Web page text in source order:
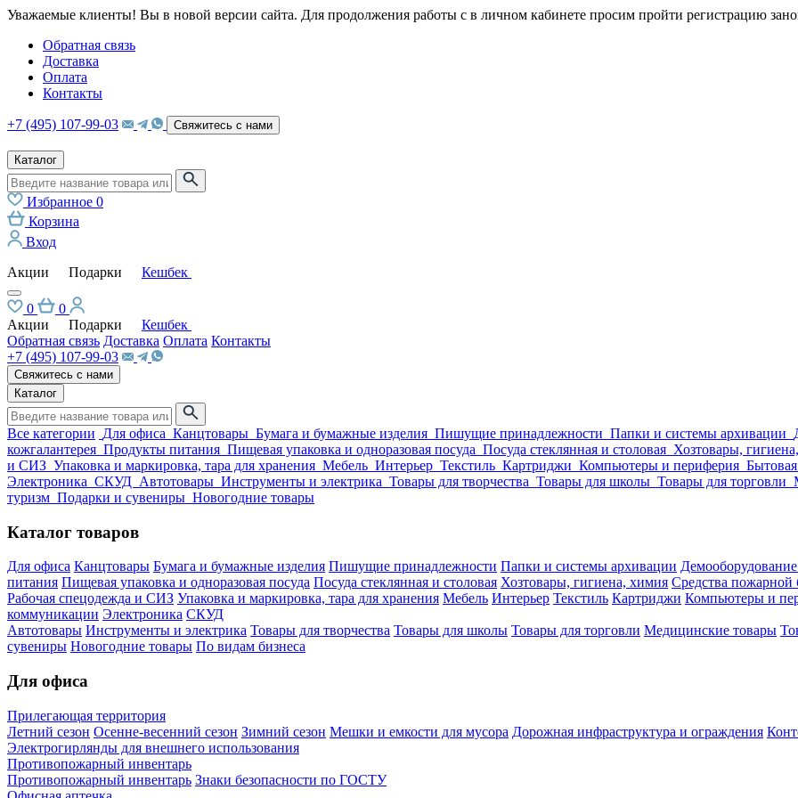
Уважаемые клиенты! Вы в новой версии сайта. Для продолжения работы с в личном кабинете просим пройти регистрацию
Обратная связь
Доставка
Оплата
Контакты
+7 (495) 107-99-03 Свяжитесь с нами
Каталог
Избранное 0
Корзина
Вход
Акции
Подарки Кешбек
0
0
Акции
Подарки
Кешбек
Обратная связь Доставка Оплата Контакты
+7 (495) 107-99-03
Свяжитесь с нами
Каталог
Все категории Для офиса Канцтовары Бумага и бумажные изделия Пишущие принадлежности Папки и системы архивации
кожгалантерея Продукты питания Пищевая упаковка и одноразовая посуда Посуда стеклянная и столовая Хозтовары,
и СИЗ Упаковка и маркировка, тара для хранения Мебель Интерьер Текстиль Картриджи Компьютеры и периферия
Электроника СКУД Автотовары Инструменты и электрика Товары для творчества Товары для школы Товары для торговли
туризм Подарки и сувениры Новогодние товары
Каталог товаров
Для офиса Канцтовары Бумага и бумажные изделия Пишущие принадлежности Папки и системы архивации
питания Пищевая упаковка и одноразовая посуда Посуда стеклянная и столовая Хозтовары, гигиена, химия Средства пожарной
Рабочая спецодежда и СИЗ Упаковка и маркировка, тара для хранения Мебель Интерьер Текстиль Картриджи Компьютеры и
коммуникации Электроника СКУД
Автотовары Инструменты и электрика Товары для творчества Товары для школы Товары для торговли Медицинские товары
сувениры Новогодние товары По видам бизнеса
Для офиса
Прилегающая территория
Летний сезон Осенне-весенний сезон Зимний сезон Мешки и емкости для мусора Дорожная инфраструктура и ограждения
Электрогирлянды для внешнего использования
Противопожарный инвентарь
Противопожарный инвентарь Знаки безопасности по ГОСТУ